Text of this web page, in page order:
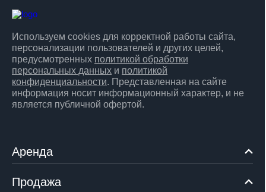
Используем cookies для корректной работы сайта,
персонализации пользователей и других целей,
предусмотренных политикой обработки
персональных данных и политикой
конфиденциальности. Представленная на сайте
информация носит информационный характер, и не
является публичной офертой.
Аренда
Продажа